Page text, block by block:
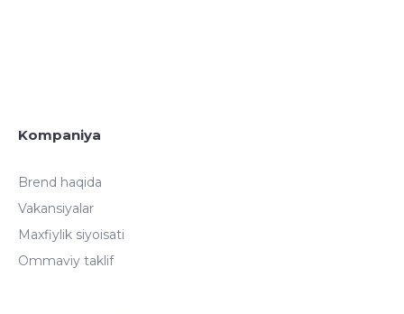
Kompaniya
Brend haqida
Vakansiyalar
Maxfiylik siyoisati
Ommaviy taklif